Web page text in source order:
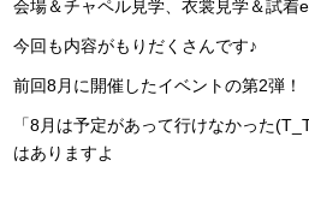
会場＆チャペル見学、衣裳見学＆試着
今回も内容がもりだくさんです♪
前回8月に開催したイベントの第2弾！
「8月は予定があって行けなかった
はありますよ